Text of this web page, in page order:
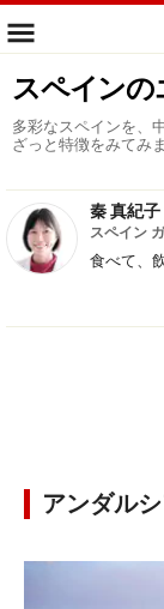
スペインの
多彩なスペインを、
ざっと特徴をみてみ
秦 真紀子
スペイン
食べて、
アンダル